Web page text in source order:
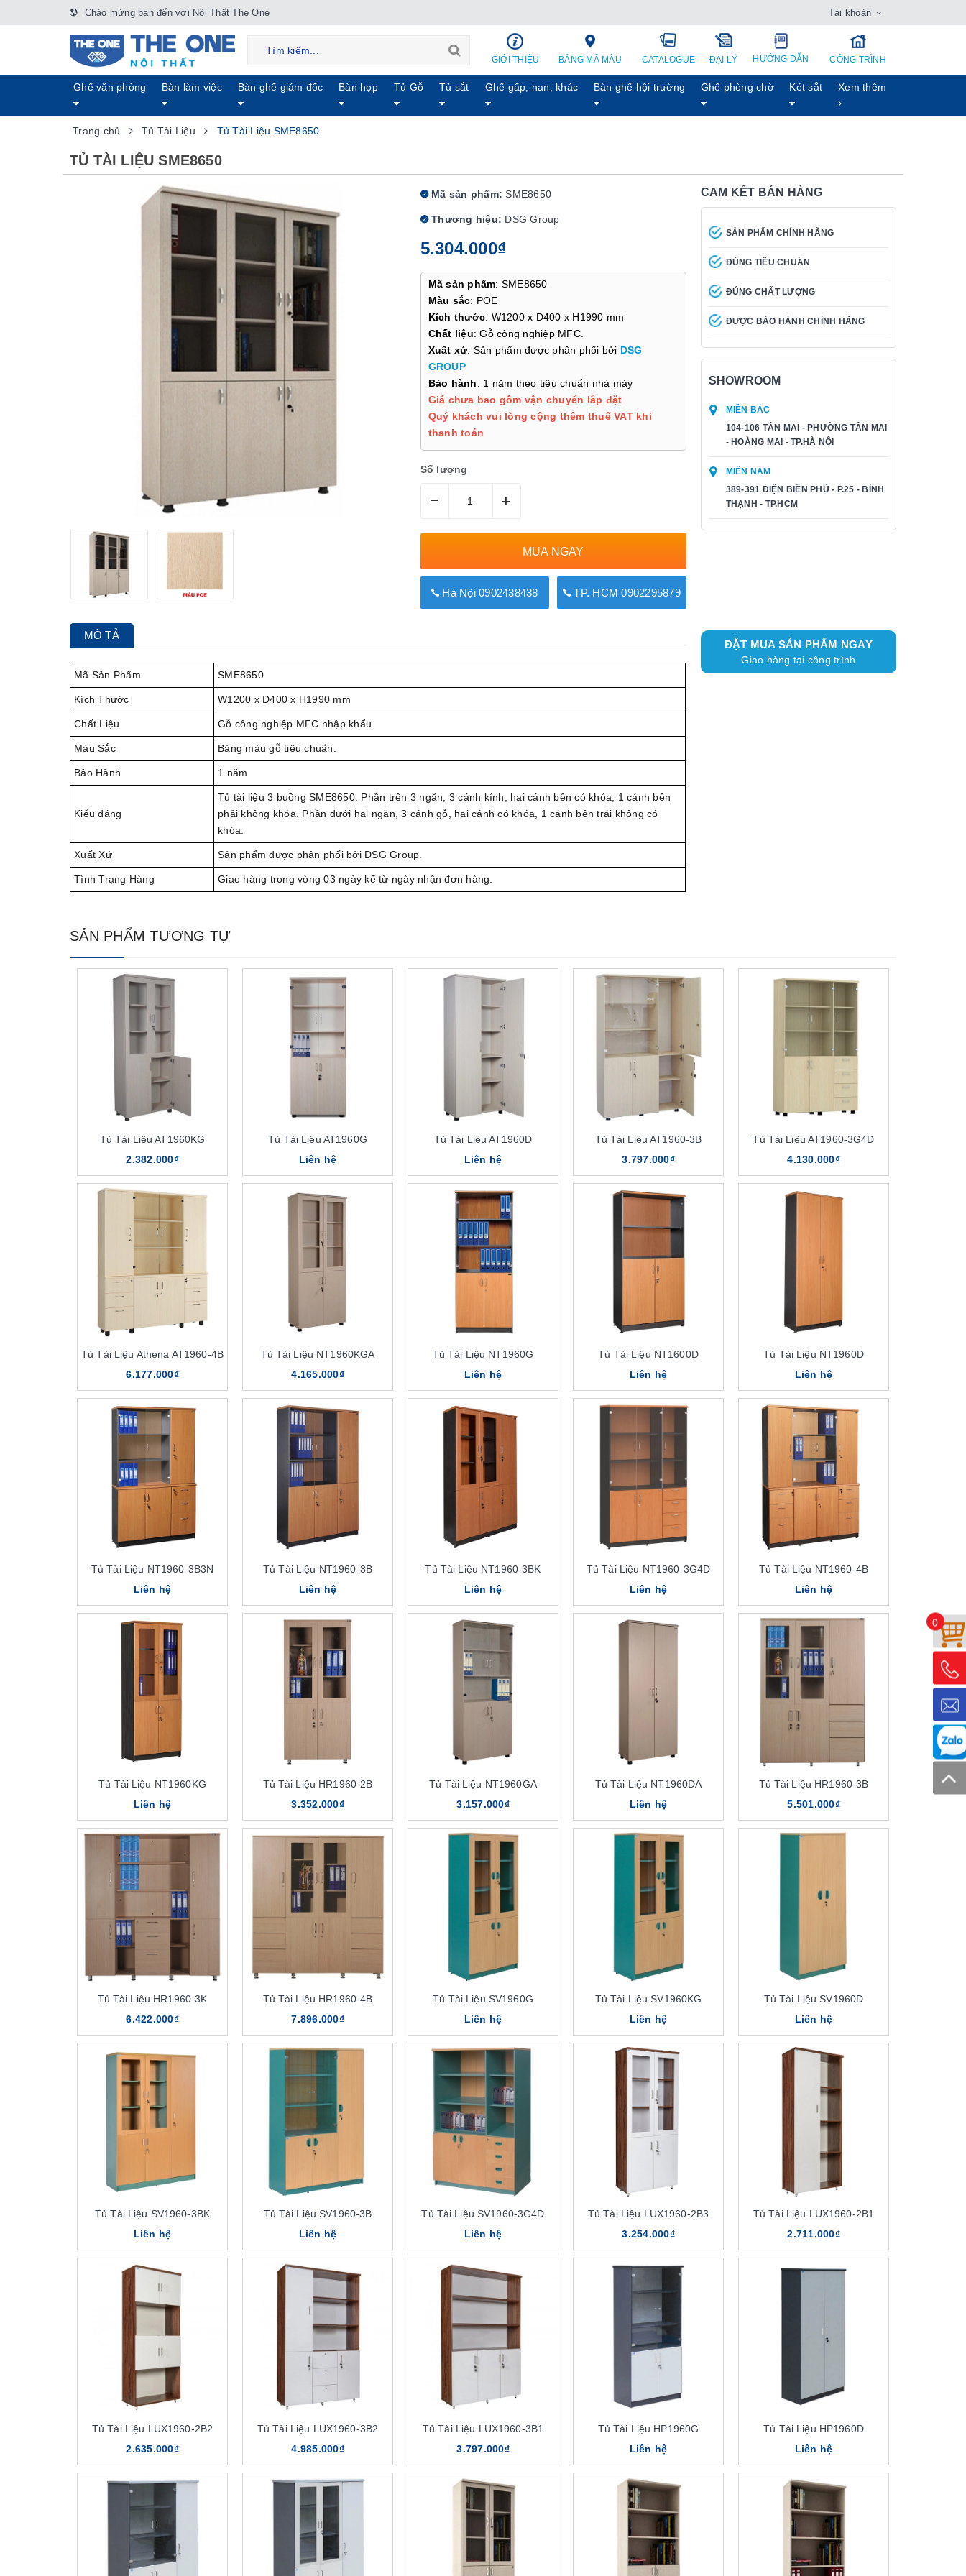
Chào mừng bạn đến với Nội Thất The One Tài khoản
GIỚI THIỆU BẢNG MÃ MÀU CATALOGUE ĐẠI LÝ HƯỚNG DẪN CÔNG TRÌNH
Ghế văn phòng Bàn làm việc Bàn ghế giám đốc Bàn họp Tủ Gỗ Tủ sắt Ghế gấp, nan, khác Bàn ghế hội trường Ghế phòng chờ Két sẳt Xem thêm
Trang chủ Tủ Tài Liệu Tủ Tài Liệu SME8650
TỦ TÀI LIỆU SME8650
Mã sản phẩm: SME8650
Thương hiệu: DSG Group
5.304.000₫
Mã sản phẩm: SME8650
Màu sắc: POE
Kích thước: W1200 x D400 x H1990 mm
Chất liệu: Gỗ công nghiệp MFC.
Xuất xứ: Sản phẩm được phân phối bởi DSG
GROUP
Bảo hành: 1 năm theo tiêu chuẩn nhà máy
Giá chưa bao gồm vận chuyển lắp đặt
Quý khách vui lòng cộng thêm thuế VAT khi
thanh toán
Số lượng
– +
MUA NGAY
Hà Nội 0902438438 TP. HCM 0902295879
CAM KẾT BÁN HÀNG
SẢN PHẨM CHÍNH HÃNG
ĐÚNG TIÊU CHUẨN
ĐÚNG CHẤT LƯỢNG
ĐƯỢC BẢO HÀNH CHÍNH HÃNG
SHOWROOM
MIỀN BẮC
104-106 TÂN MAI - PHƯỜNG TÂN MAI
- HOÀNG MAI - TP.HÀ NỘI
MIỀN NAM
389-391 ĐIỆN BIÊN PHỦ - P.25 - BÌNH
THẠNH - TP.HCM
MÔ TẢ
Mã Sản Phẩm SME8650
Kích Thước W1200 x D400 x H1990 mm
Chất Liệu Gỗ công nghiệp MFC nhập khẩu.
Màu Sắc Bảng màu gỗ tiêu chuẩn.
Bảo Hành 1 năm
Kiểu dáng
Tủ tài liệu 3 buồng SME8650. Phần trên 3 ngăn, 3 cánh kính, hai cánh bên có khóa, 1 cánh bên
phải không khóa. Phần dưới hai ngăn, 3 cánh gỗ, hai cánh có khóa, 1 cánh bên trái không có
khóa.
Xuất Xứ Sản phẩm được phân phối bởi DSG Group.
Tình Trạng Hàng Giao hàng trong vòng 03 ngày kể từ ngày nhận đơn hàng.
ĐẶT MUA SẢN PHẨM NGAY
Giao hàng tại công trình
SẢN PHẨM TƯƠNG TỰ
Tủ Tài Liệu AT1960KG
2.382.000₫
Tủ Tài Liệu AT1960G
Liên hệ
Tủ Tài Liệu AT1960D
Liên hệ
Tủ Tài Liệu AT1960-3B
3.797.000₫
Tủ Tài Liệu AT1960-3G4D
4.130.000₫
Tủ Tài Liệu Athena AT1960-4B
6.177.000₫
Tủ Tài Liệu NT1960KGA
4.165.000₫
Tủ Tài Liệu NT1960G
Liên hệ
Tủ Tài Liệu NT1600D
Liên hệ
Tủ Tài Liệu NT1960D
Liên hệ
Tủ Tài Liệu NT1960-3B3N
Liên hệ
Tủ Tài Liệu NT1960-3B
Liên hệ
Tủ Tài Liệu NT1960-3BK
Liên hệ
Tủ Tài Liệu NT1960-3G4D
Liên hệ
Tủ Tài Liệu NT1960-4B
Liên hệ
Tủ Tài Liệu NT1960KG
Liên hệ
Tủ Tài Liệu HR1960-2B
3.352.000₫
Tủ Tài Liệu NT1960GA
3.157.000₫
Tủ Tài Liệu NT1960DA
Liên hệ
Tủ Tài Liệu HR1960-3B
5.501.000₫
Tủ Tài Liệu HR1960-3K
6.422.000₫
Tủ Tài Liệu HR1960-4B
7.896.000₫
Tủ Tài Liệu SV1960G
Liên hệ
Tủ Tài Liệu SV1960KG
Liên hệ
Tủ Tài Liệu SV1960D
Liên hệ
Tủ Tài Liệu SV1960-3BK
Liên hệ
Tủ Tài Liệu SV1960-3B
Liên hệ
Tủ Tài Liệu SV1960-3G4D
Liên hệ
Tủ Tài Liệu LUX1960-2B3
3.254.000₫
Tủ Tài Liệu LUX1960-2B1
2.711.000₫
Tủ Tài Liệu LUX1960-2B2
2.635.000₫
Tủ Tài Liệu LUX1960-3B2
4.985.000₫
Tủ Tài Liệu LUX1960-3B1
3.797.000₫
Tủ Tài Liệu HP1960G
Liên hệ
Tủ Tài Liệu HP1960D
Liên hệ
0